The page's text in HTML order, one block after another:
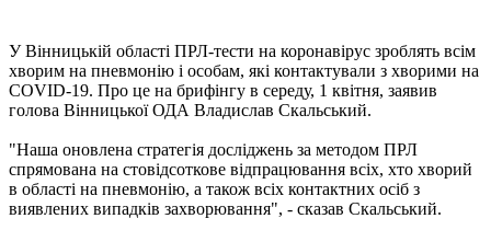
У Вінницькій області ПРЛ-тести на коронавірус зроблять всім
хворим на пневмонію і особам, які контактували з хворими на
СOVID-19. Про це на брифінгу в середу, 1 квітня, заявив
голова Вінницької ОДА Владислав Скальський.
"Наша оновлена ​​стратегія досліджень за методом ПРЛ
спрямована на стовідсоткове відпрацювання всіх, хто хворий
в області на пневмонію, а також всіх контактних осіб з
виявлених випадків захворювання", - сказав Скальський.